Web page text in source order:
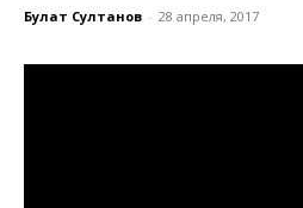
Булат Султанов - 28 апреля, 2017